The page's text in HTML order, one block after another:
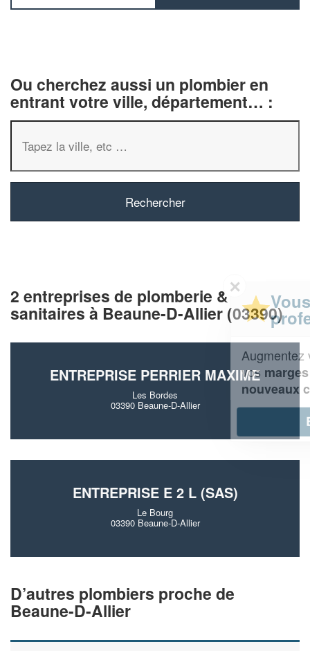
Ou cherchez aussi un plombier en
entrant votre ville, département… :
2 entreprises de plomberie &
sanitaires à Beaune-D-Allier (03390)
ENTREPRISE PERRIER MAXIME
Les Bordes
03390 Beaune-D-Allier
ENTREPRISE E 2 L (SAS)
Le Bourg
03390 Beaune-D-Allier
D’autres plombiers proche de
Beaune-D-Allier
✕
Vous êtes un
professionnel ?
chiffre d'affaireset
vosmargestout en gagnant de
nouveaux clients